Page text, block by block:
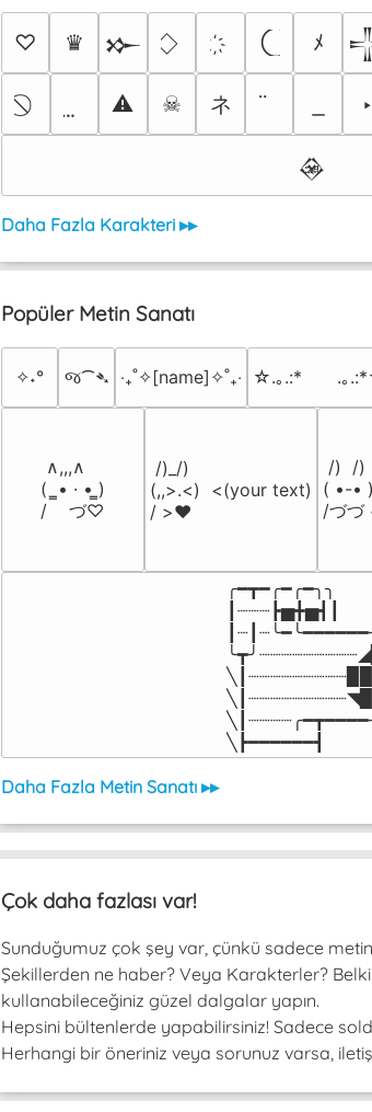
♡ ♛ 𒁍 ﾒ
⚠ ☠ ネ ‣
𒊲
Daha Fazla Karakteri ▸▸
Popüler Metin Sanatı
✧˖° જ⁀➴ ‎‧₊˚✧[name]✧˚₊‧ ☆.｡.:*　　.｡
∧,,,∧
(  ̳• · • ̳)
/    づ♡
/)_/)
(,,>.<)  <(your text)
/ >❤️
/)  /)
( •-•
/づ
╭━┳━╭━╭━╮╮
┃┈┈┈┣▅╋▅┫┃
╲┣━━━━━━┫﻿
Daha Fazla Metin Sanatı ▸▸
Çok daha fazlası var!
Sunduğumuz çok şey var, çünkü sadece
Şekillerden ne haber? Veya Karakterler? Belki
kullanabileceğiniz güzel dalgalar yapın.
Hepsini bültenlerde yapabilirsiniz! Sadece
Herhangi bir öneriniz veya sorunuz varsa,